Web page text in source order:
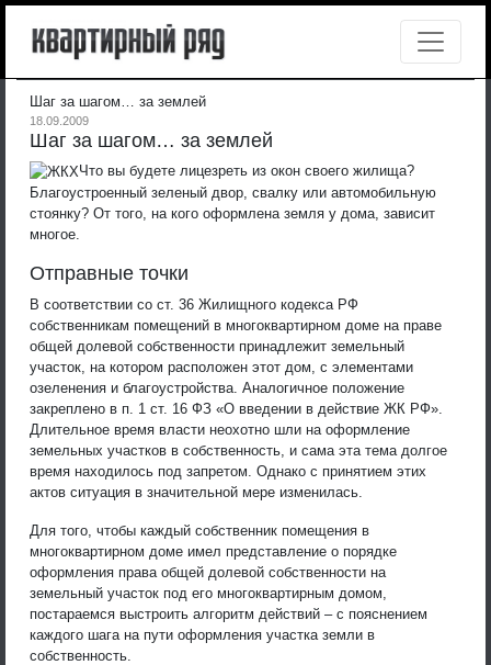
Шаг за шагом… за землей
18.09.2009
Шаг за шагом… за землей
Что вы будете лицезреть из окон своего жилища?
Благоустроенный зеленый двор, свалку или автомобильную
стоянку? От того, на кого оформлена земля у дома, зависит
многое.
Отправные точки
В соответствии со ст. 36 Жилищного кодекса РФ
собственникам помещений в многоквартирном доме на праве
общей долевой собственности принадлежит земельный
участок, на котором расположен этот дом, с элементами
озеленения и благоустройства. Аналогичное положение
закреплено в п. 1 ст. 16 ФЗ «О введении в действие ЖК РФ».
Длительное время власти неохотно шли на оформление
земельных участков в собственность, и сама эта тема долгое
время находилось под запретом. Однако с принятием этих
актов ситуация в значительной мере изменилась.
Для того, чтобы каждый собственник помещения в
многоквартирном доме имел представление о порядке
оформления права общей долевой собственности на
земельный участок под его многоквартирным домом,
постараемся выстроить алгоритм действий – с пояснением
каждого шага на пути оформления участка земли в
собственность.